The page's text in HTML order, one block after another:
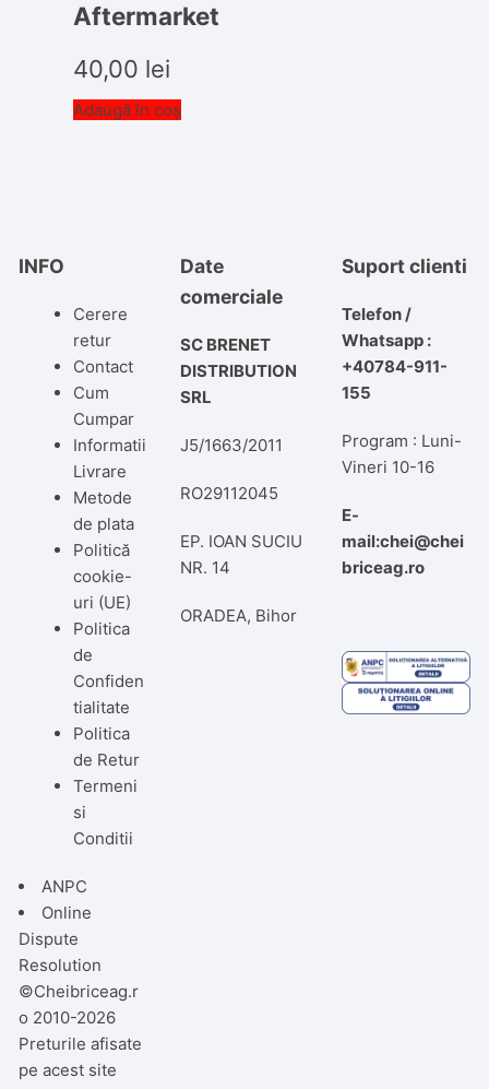
Aftermarket
40,00 lei
Adaugă în coș
INFO
Cerere
retur
Contact
Cum
Cumpar
Informatii
Livrare
Metode
de plata
Politică
cookie-
uri (UE)
Politica
de
Confiden
tialitate
Politica
de Retur
Termeni
si
Conditii
ANPC
Online
Dispute
Resolution
Date
comerciale
SC BRENET
DISTRIBUTION
SRL
J5/1663/2011
RO29112045
EP. IOAN SUCIU
NR. 14
ORADEA, Bihor
Suport clienti
Telefon /
Whatsapp :
+40784-911-
155
Program : Luni-
Vineri 10-16
E-
mail:chei@chei
briceag.ro
©Cheibriceag.r
o 2010-2026
Preturile afisate
pe acest site